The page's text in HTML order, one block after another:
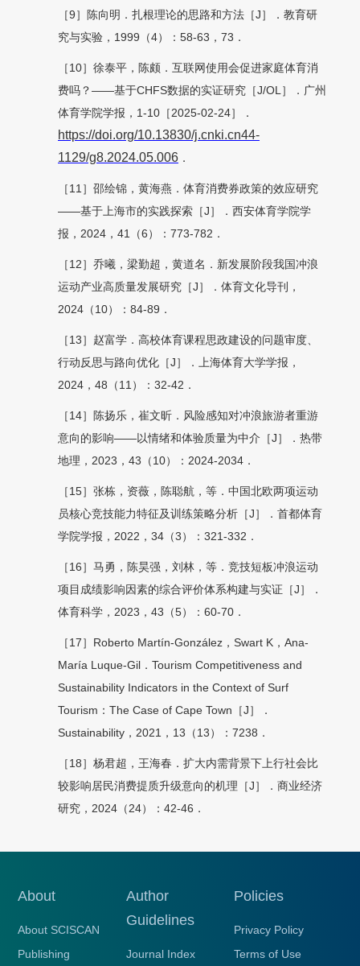
［9］陈向明．扎根理论的思路和方法［J］．教育研
究与实验，1999（4）：58-63，73．
［10］徐泰平，陈颇．互联网使用会促进家庭体育消
费吗？——基于CHFS数据的实证研究［J/OL］．广州
体育学院学报，1-10［2025-02-24］．
https://doi.org/10.13830/j.cnki.cn44-
1129/g8.2024.05.006 ．
［11］邵绘锦，黄海燕．体育消费券政策的效应研究
——基于上海市的实践探索［J］．西安体育学院学
报，2024，41（6）：773-782．
［12］乔曦，梁勤超，黄道名．新发展阶段我国冲浪
运动产业高质量发展研究［J］．体育文化导刊，
2024（10）：84-89．
［13］赵富学．高校体育课程思政建设的问题审度、
行动反思与路向优化［J］．上海体育大学学报，
2024，48（11）：32-42．
［14］陈扬乐，崔文昕．风险感知对冲浪旅游者重游
意向的影响——以情绪和体验质量为中介［J］．热带
地理，2023，43（10）：2024-2034．
［15］张栋，资薇，陈聪航，等．中国北欧两项运动
员核心竞技能力特征及训练策略分析［J］．首都体育
学院学报，2022，34（3）：321-332．
［16］马勇，陈昊强，刘林，等．竞技短板冲浪运动
项目成绩影响因素的综合评价体系构建与实证［J］．
体育科学，2023，43（5）：60-70．
［17］Roberto Martín-González，Swart K，Ana-
María Luque-Gil．Tourism Competitiveness and
Sustainability Indicators in the Context of Surf
Tourism：The Case of Cape Town［J］．
Sustainability，2021，13（13）：7238．
［18］杨君超，王海春．扩大内需背景下上行社会比
较影响居民消费提质升级意向的机理［J］．商业经济
研究，2024（24）：42-46．
About
About SCISCAN
Publishing
Author
Guidelines
Journal Index
Policies
Privacy Policy
Terms of Use